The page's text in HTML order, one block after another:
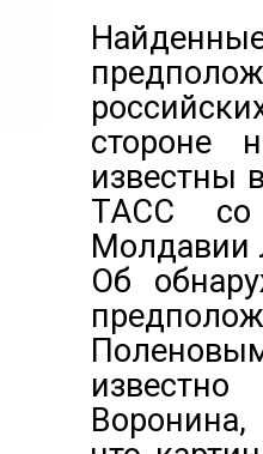
стороне
известны
ТАСС со
Молдавии
Об
Воронина,